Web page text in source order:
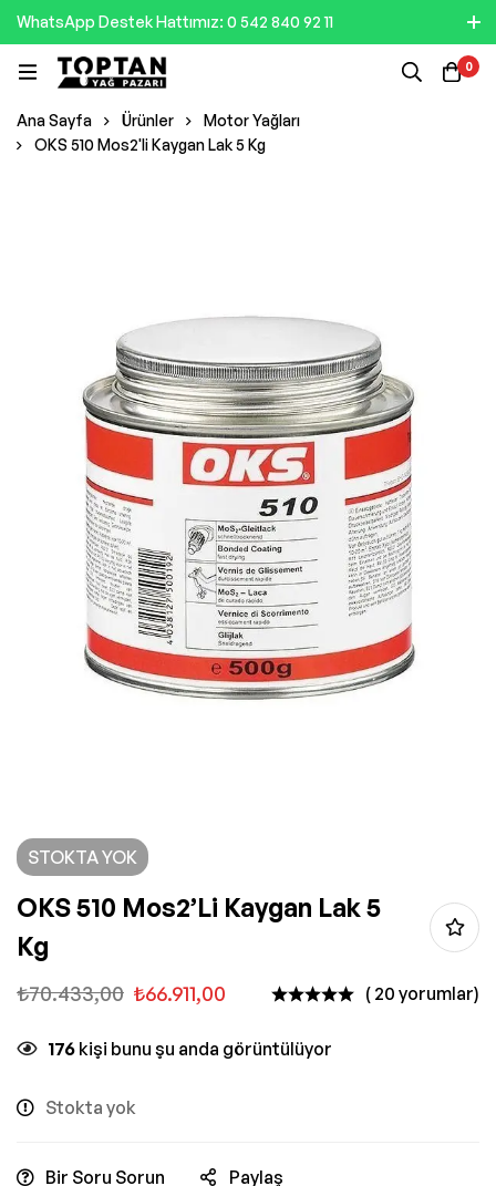
WhatsApp Destek Hattımız: 0 542 840 92 11
0
Ana Sayfa Ürünler
Motor Yağları
OKS 510 Mos2'li Kaygan Lak 5 Kg
STOKTA YOK
OKS 510 Mos2’li Kaygan Lak 5
Kg
₺70.433,00 ₺66.911,00 ( 20 yorumlar)
176 kişi bunu şu anda görüntülüyor
Stokta yok
Bir Soru Sorun Paylaş